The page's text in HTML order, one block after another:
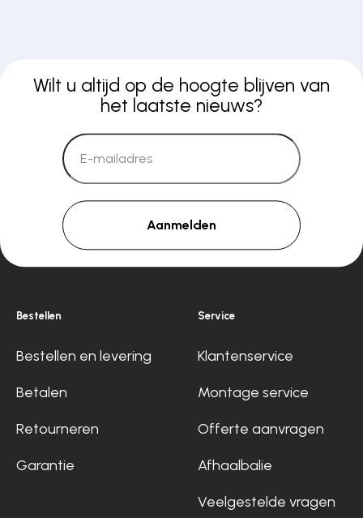
Wilt u altijd op de hoogte blijven van
het laatste nieuws?
Aanmelden
Bestellen
Bestellen en levering
Betalen
Retourneren
Garantie
Service
Klantenservice
Montage service
Offerte aanvragen
Afhaalbalie
Veelgestelde vragen